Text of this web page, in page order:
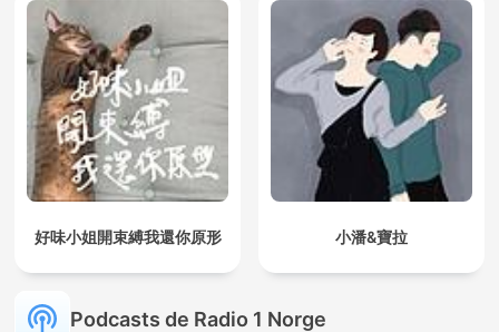
好味小姐開束縛我還你原形 小潘&寶拉
Podcasts de Radio 1 Norge